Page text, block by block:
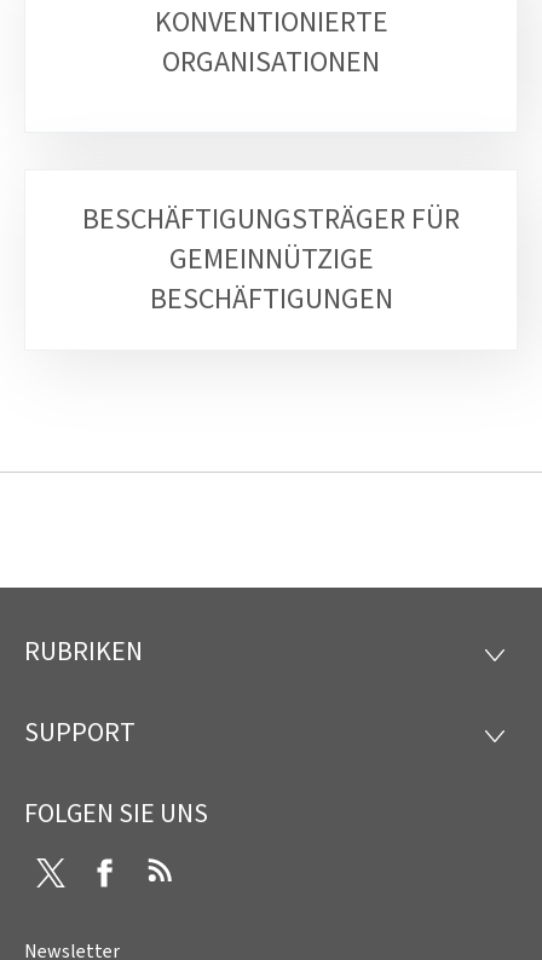
KONVENTIONIERTE
ORGANISATIONEN
BESCHÄFTIGUNGSTRÄGER FÜR
GEMEINNÜTZIGE
BESCHÄFTIGUNGEN
Footer
RUBRIKEN
SUPPORT
FOLGEN SIE UNS
Twitter Facebook
Newsletter